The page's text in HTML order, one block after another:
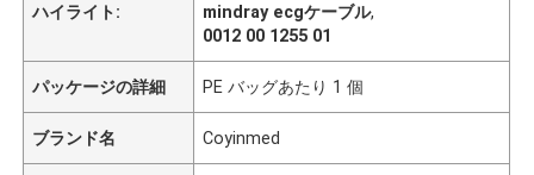
ハイライト:
mindray ecgケーブル,
0012 00 1255 01
パッケージの詳細 PE バッグあたり 1 個
ブランド名 Coyinmed